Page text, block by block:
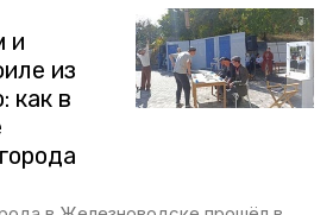
и
из
как в